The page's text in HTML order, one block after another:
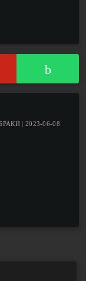
| 2023-06-08